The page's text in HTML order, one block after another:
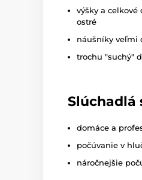
výšky a
ostré
náušníky veľmi
trochu "suchý"
Slúchadlá
domáce a
počúvanie v
náročnejšie